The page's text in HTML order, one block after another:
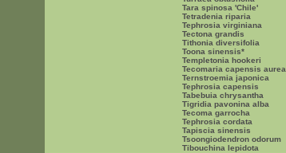
Tara spinosa 'Chile'
Tetradenia riparia
Tephrosia virginiana
Tectona grandis
Tithonia diversifolia
Toona sinensis*
Templetonia hookeri
Tecomaria capensis aurea
Ternstroemia japonica
Tephrosia capensis
Tabebuia chrysantha
Tigridia pavonina alba
Tecoma garrocha
Tephrosia cordata
Tapiscia sinensis
Tsoongiodendron odorum
Tibouchina lepidota